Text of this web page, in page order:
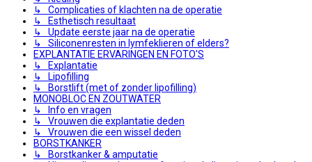
↳ Complicaties of klachten na de operatie
↳ Esthetisch resultaat
↳ Update eerste jaar na de operatie
↳ Siliconenresten in lymfeklieren of elders?
EXPLANTATIE ERVARINGEN EN FOTO'S
↳ Explantatie
↳ Lipofilling
↳ Borstlift (met of zonder lipofilling)
MONOBLOC EN ZOUTWATER
↳ Info en vragen
↳ Vrouwen die explantatie deden
↳ Vrouwen die een wissel deden
BORSTKANKER
↳ Borstkanker & amputatie